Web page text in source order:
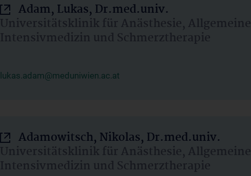
Adam, Lukas, Dr.med.univ.
Universitätsklinik für Anästhesie, Allgemeine
Intensivmedizin und Schmerztherapie
lukas.adam@meduniwien.ac.at
Adamowitsch, Nikolas, Dr.med.univ.
Universitätsklinik für Anästhesie, Allgemeine
Intensivmedizin und Schmerztherapie